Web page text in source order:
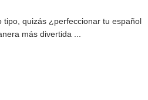
tipo, quizás ¿perfeccionar tu español
más divertida ...